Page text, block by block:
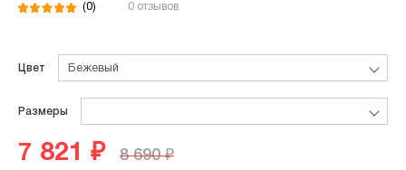
(0) 0 отзывов
Цвет Бежевый
Размеры
7 821 ₽ 8 690 ₽